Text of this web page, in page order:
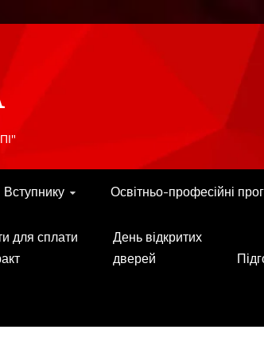
Вступнику Освітньо-професійні
для сплати
День відкритих
дверей